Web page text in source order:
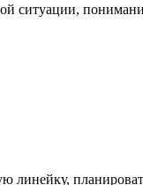
ситуации,
линейку,